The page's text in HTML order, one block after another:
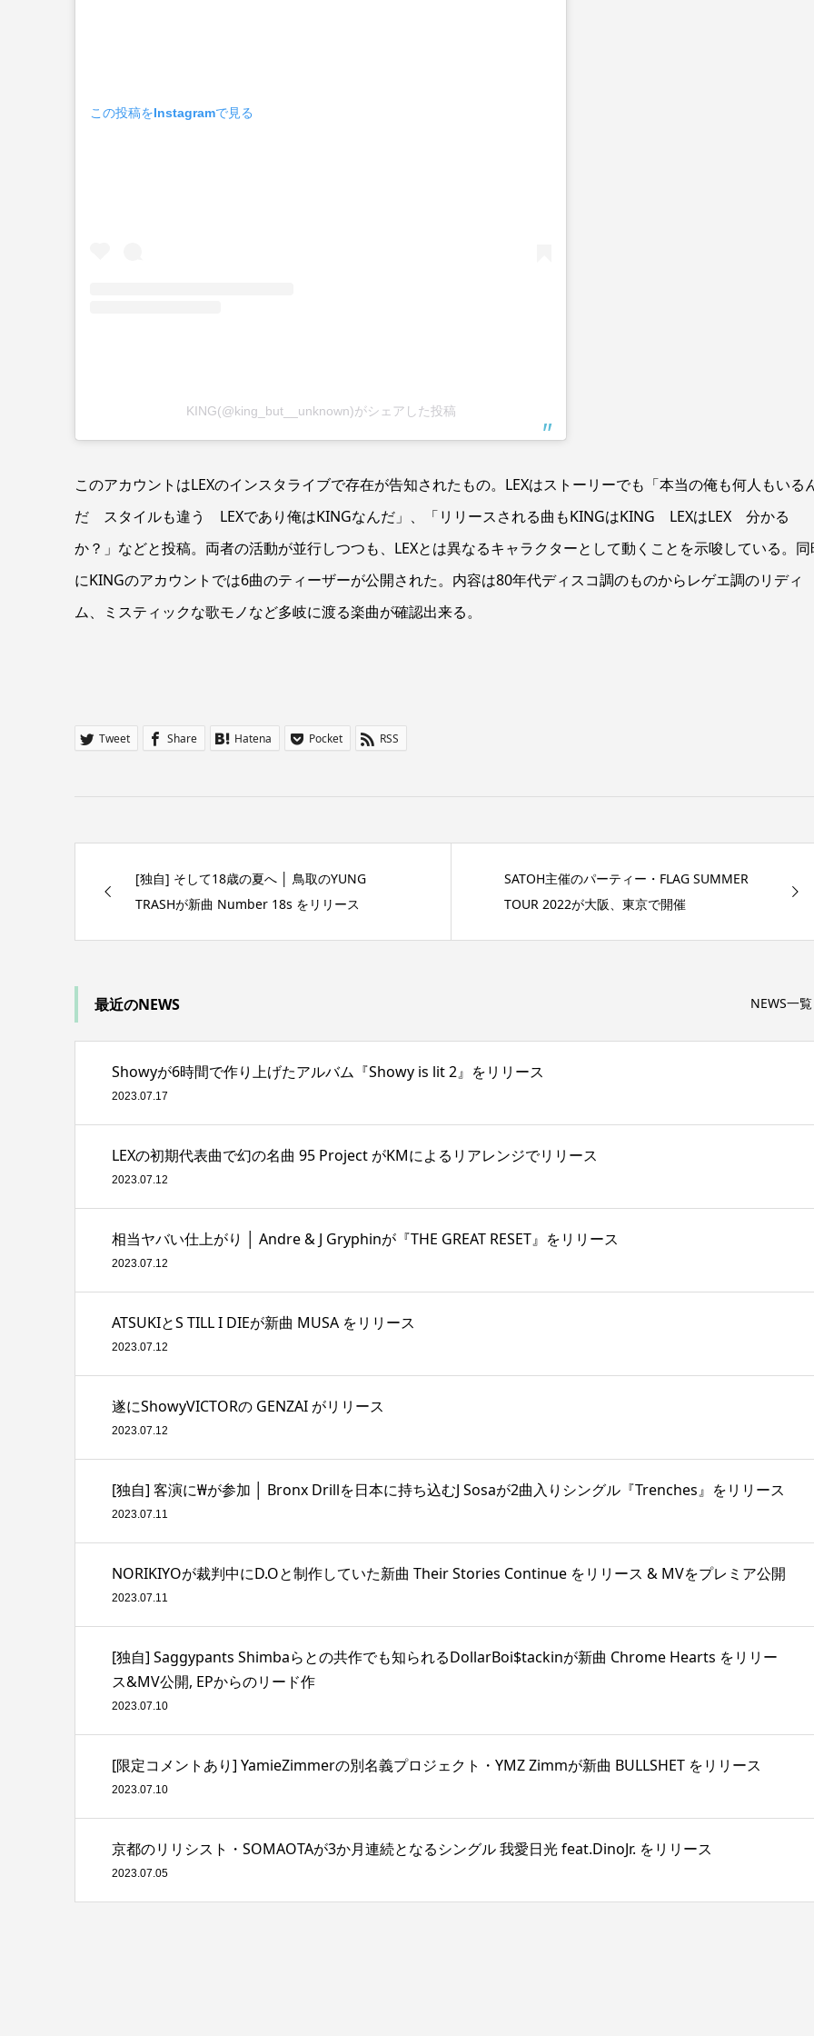
この投稿をInstagramで見る
KING(@king_but__unknown)がシェアした投稿
このアカウントはLEXのインスタライブで存在が告知されたもの。LEXはストーリーでも「本当の俺も何人もいる
だ スタイルも違う LEXであり俺はKINGなんだ」、「リリースされる曲もKINGはKING LEXはLEX 分かる
か？」などと投稿。両者の活動が並行しつつも、LEXとは異なるキャラクターとして動くことを示唆している。同
にKINGのアカウントでは6曲のティーザーが公開された。内容は80年代ディスコ調のものからレゲエ調のリディ
ム、ミスティックな歌モノなど多岐に渡る楽曲が確認出来る。
Tweet Share Hatena Pocket RSS
[独自] そして18歳の夏へ │ 鳥取のYUNG
TRASHが新曲 Number 18s をリリース
SATOH主催のパーティー・FLAG SUMMER
TOUR 2022が大阪、東京で開催
最近のNEWS NEWS一覧
Showyが6時間で作り上げたアルバム『Showy is lit 2』をリリース
2023.07.17
LEXの初期代表曲で幻の名曲 95 Project がKMによるリアレンジでリリース
2023.07.12
相当ヤバい仕上がり │ Andre & J Gryphinが『THE GREAT RESET』をリリース
2023.07.12
ATSUKIとS TILL I DIEが新曲 MUSA をリリース
2023.07.12
遂にShowyVICTORの GENZAI がリリース
2023.07.12
[独自] 客演に₩が参加 │ Bronx Drillを日本に持ち込むJ Sosaが2曲入りシングル『Trenches』をリリース
2023.07.11
NORIKIYOが裁判中にD.Oと制作していた新曲 Their Stories Continue をリリース & MVをプレミア公開
2023.07.11
[独自] Saggypants Shimbaらとの共作でも知られるDollarBoi$tackinが新曲 Chrome Hearts をリリー
ス&MV公開, EPからのリード作
2023.07.10
[限定コメントあり] YamieZimmerの別名義プロジェクト・YMZ Zimmが新曲 BULLSHET をリリース
2023.07.10
京都のリリシスト・SOMAOTAが3か月連続となるシングル 我愛日光 feat.DinoJr. をリリース
2023.07.05